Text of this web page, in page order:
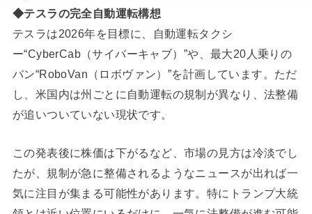
◆テスラの完全自動運転構想
テスラは2026年を目標に、自動運転タクシ
ー“CyberCab（サイバーキャブ）”や、最大20人乗りの
バン“RoboVan（ロボヴァン）”を計画しています。ただ
し、米国内は州ごとに自動運転の規制が異なり、法整備
が追いついていない現状です。
この発表後に株価は下がるなど、市場の見方は冷淡でし
たが、規制が急に整備されるようなニュースが出れば一
気に注目が集まる可能性があります。特にトランプ大統